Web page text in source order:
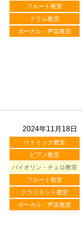
フルート教室
ドラム教室
ボーカル・声楽教室
2024年11月18日
リトミック教室
ピアノ教室
バイオリン・チェロ教室
フルート教室
クラリネット教室
ボーカル・声楽教室